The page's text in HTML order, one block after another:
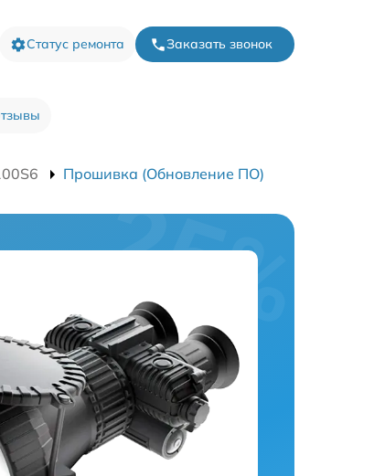
Статус ремонта Заказать звонок
Прошивка (Обновление ПО)